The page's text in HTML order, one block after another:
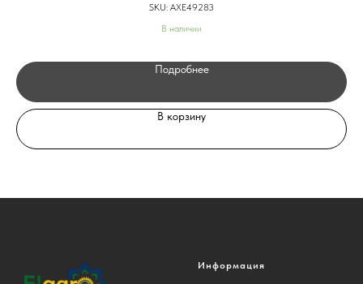
SKU: AXE49283
В наличии
Подробнее
В корзину
Информация